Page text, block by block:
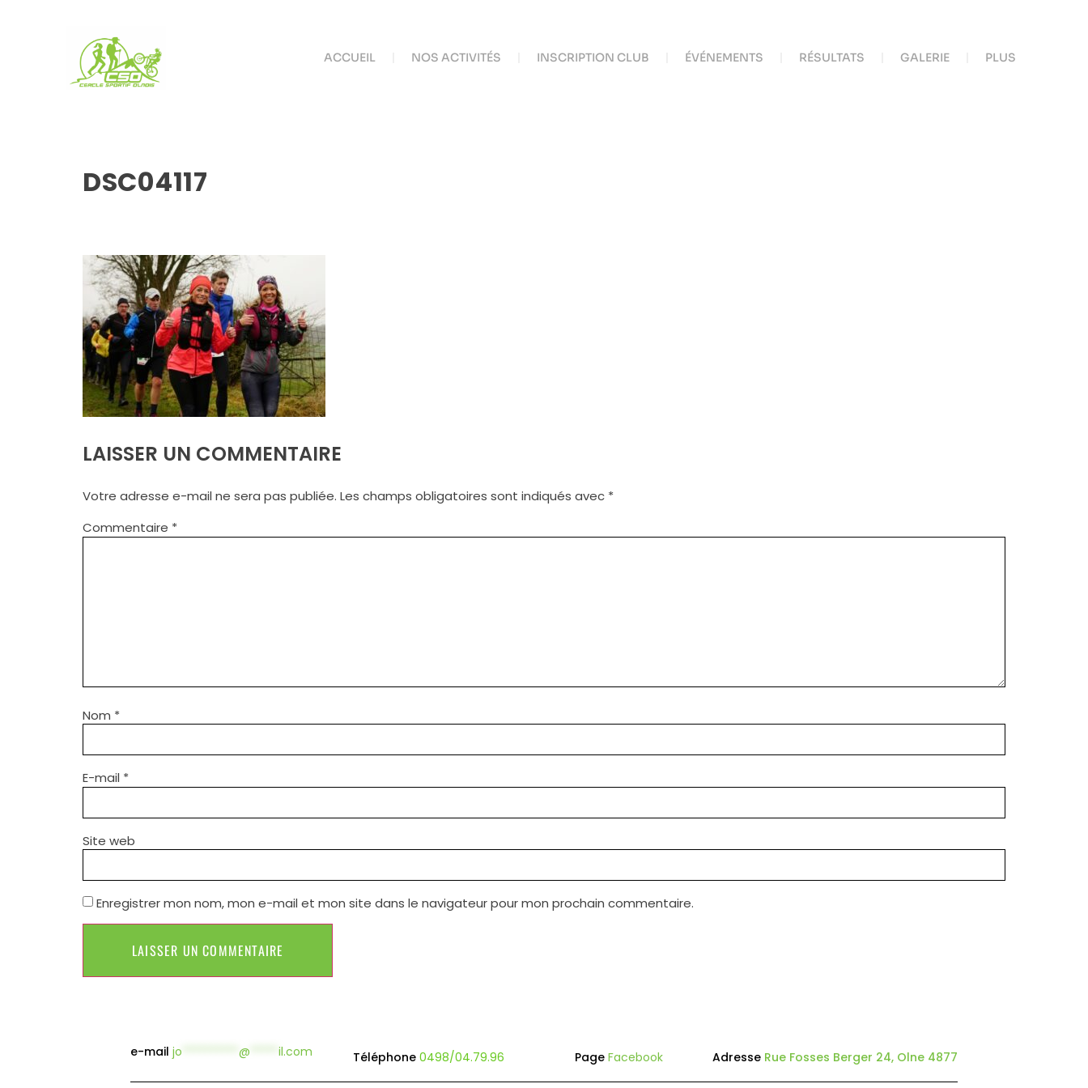
ACCUEIL NOS ACTIVITÉS INSCRIPTION CLUB ÉVÉNEMENTS RÉSULTATS GALERIE PLUS
DSC04117
LAISSER UN COMMENTAIRE
Votre adresse e-mail ne sera pas publiée. Les champs obligatoires sont indiqués avec *
Commentaire *
Nom *
E-mail *
Site web
Enregistrer mon nom, mon e-mail et mon site dans le navigateur pour mon prochain commentaire.
e-mailjo **********@ *****il.com Téléphone0498/04.79.96 Page Facebook Adresse Rue Fosses Berger 24, Olne 4877